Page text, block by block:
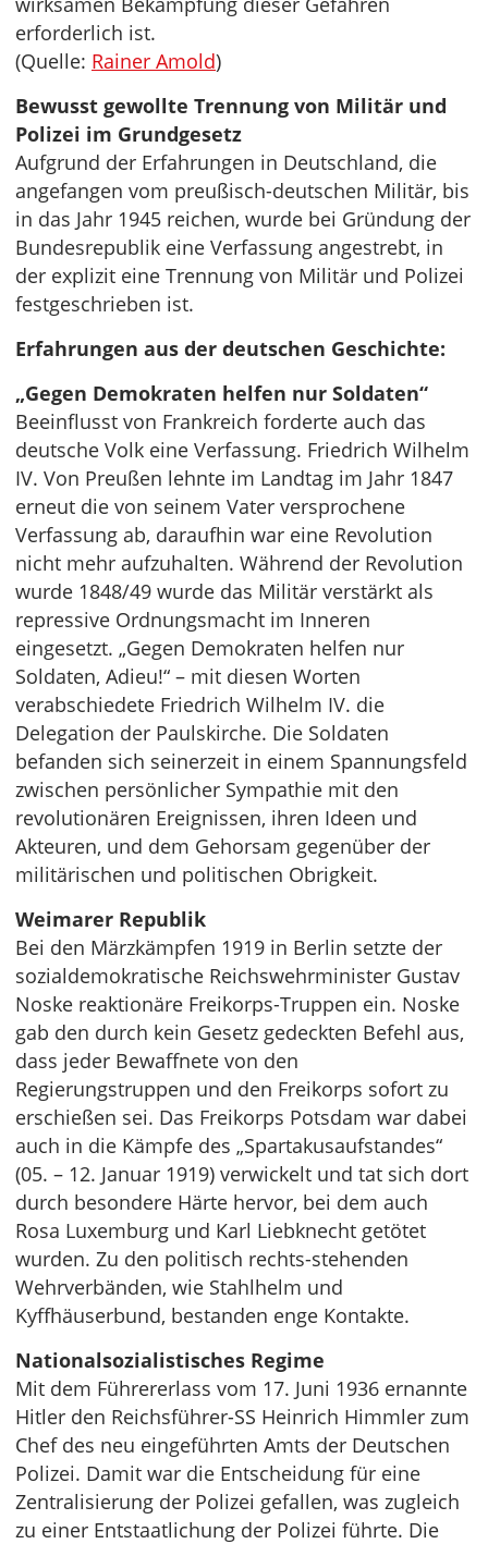
erforderlich ist.
(Quelle: Rainer Amold)
Bewusst gewollte Trennung von Militär und
Polizei im Grundgesetz
Aufgrund der Erfahrungen in Deutschland, die
angefangen vom preußisch-deutschen Militär, bis
in das Jahr 1945 reichen, wurde bei Gründung der
Bundesrepublik eine Verfassung angestrebt, in
der explizit eine Trennung von Militär und Polizei
festgeschrieben ist.
Erfahrungen aus der deutschen Geschichte:
„Gegen Demokraten helfen nur Soldaten“
Beeinflusst von Frankreich forderte auch das
deutsche Volk eine Verfassung. Friedrich Wilhelm
IV. Von Preußen lehnte im Landtag im Jahr 1847
erneut die von seinem Vater versprochene
Verfassung ab, daraufhin war eine Revolution
nicht mehr aufzuhalten. Während der Revolution
wurde 1848/49 wurde das Militär verstärkt als
repressive Ordnungsmacht im Inneren
eingesetzt. „Gegen Demokraten helfen nur
Soldaten, Adieu!“ – mit diesen Worten
verabschiedete Friedrich Wilhelm IV. die
Delegation der Paulskirche. Die Soldaten
befanden sich seinerzeit in einem Spannungsfeld
zwischen persönlicher Sympathie mit den
revolutionären Ereignissen, ihren Ideen und
Akteuren, und dem Gehorsam gegenüber der
militärischen und politischen Obrigkeit.
Weimarer Republik
Bei den Märzkämpfen 1919 in Berlin setzte der
sozialdemokratische Reichswehrminister Gustav
Noske reaktionäre Freikorps-Truppen ein. Noske
gab den durch kein Gesetz gedeckten Befehl aus,
dass jeder Bewaffnete von den
Regierungstruppen und den Freikorps sofort zu
erschießen sei. Das Freikorps Potsdam war dabei
auch in die Kämpfe des „Spartakusaufstandes“
(05. – 12. Januar 1919) verwickelt und tat sich dort
durch besondere Härte hervor, bei dem auch
Rosa Luxemburg und Karl Liebknecht getötet
wurden. Zu den politisch rechts-stehenden
Wehrverbänden, wie Stahlhelm und
Kyffhäuserbund, bestanden enge Kontakte.
Nationalsozialistisches Regime
Mit dem Führererlass vom 17. Juni 1936 ernannte
Hitler den Reichsführer-SS Heinrich Himmler zum
Chef des neu eingeführten Amts der Deutschen
Polizei. Damit war die Entscheidung für eine
Zentralisierung der Polizei gefallen, was zugleich
zu einer Entstaatlichung der Polizei führte. Die